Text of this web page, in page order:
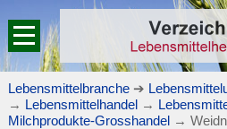
Lebensmittelbranche ➔
→ Lebensmittelhandel →
Milchprodukte-Grosshandel →